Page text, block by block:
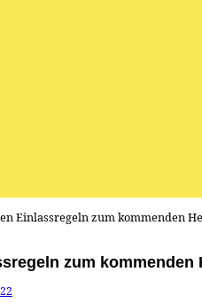
Einlassregeln zum kommenden
zum kommenden